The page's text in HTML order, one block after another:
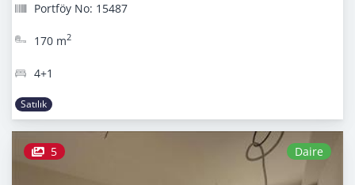
Portföy No: 15487
170 m2
4+1
Satılık
5 Daire